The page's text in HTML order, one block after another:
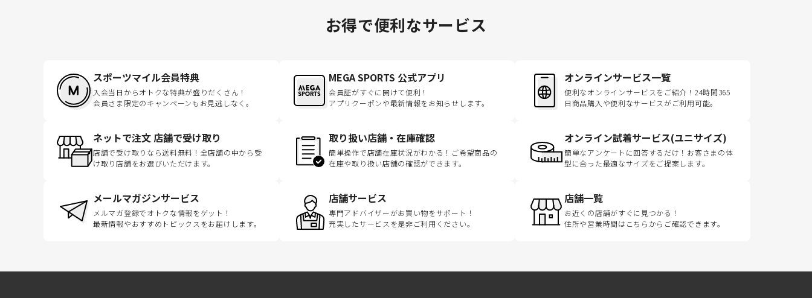
お得で便利なサービス
スポーツマイル会員特典
入会当日からオトクな特典が盛りだくさん！
会員さま限定のキャンペーンもお見逃しなく。
MEGA SPORTS 公式アプリ
会員証がすぐに開けて便利！
アプリクーポンや最新情報をお知らせします。
オンラインサービス一覧
便利なオンラインサービスをご紹介！24時間365
日商品購入や便利なサービスがご利用可能。
ネットで注文 店舗で受け取り
店舗で受け取りなら送料無料！全店舗の中から受
け取り店舗をお選びいただけます。
取り扱い店舗・在庫確認
簡単操作で店舗在庫状況がわかる！ご希望商品の
在庫や取り扱い店舗の確認ができます。
オンライン試着サービス(ユニサイズ)
簡単なアンケートに回答するだけ！お客さまの体
型に合った最適なサイズをご提案します。
メールマガジンサービス
メルマガ登録でオトクな情報をゲット！
最新情報やおすすめトピックスをお届けします。
店舗サービス
専門アドバイザーがお買い物をサポート！
充実したサービスを是非ご利用ください。
店舗一覧
お近くの店舗がすぐに見つかる！
住所や営業時間はこちらからご確認できます。